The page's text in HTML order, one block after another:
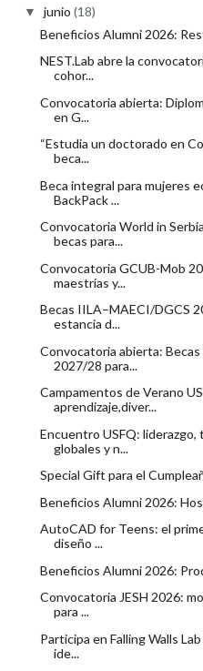
▼ junio (18)
Beneficios Alumni 2026:
NEST.Lab abre la
cohor...
Convocatoria abierta:
en G...
“Estudia un doctorado en
beca...
Beca integral para mujeres
BackPack ...
Convocatoria World in
becas para...
Convocatoria GCUB-Mob
maestrías y...
Becas IILA–MAECI/DGCS
estancia d...
Convocatoria abierta: Becas
2027/28 para...
Campamentos de Verano
aprendizaje,diver...
Encuentro USFQ: liderazgo,
globales y n...
Special Gift para el
Beneficios Alumni 2026:
AutoCAD for Teens: el
diseño ...
Beneficios Alumni 2026:
Convocatoria JESH 2026:
para ...
Participa en Falling Walls
ide...